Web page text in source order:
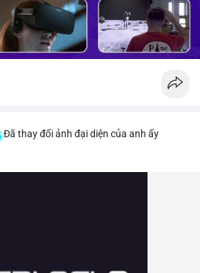
Đã thay đổi ảnh đại diện của anh ấy